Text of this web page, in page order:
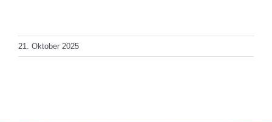
21. Oktober 2025